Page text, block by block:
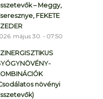
– Meggy,
FEKETE
május 30. - 07:50
növényi